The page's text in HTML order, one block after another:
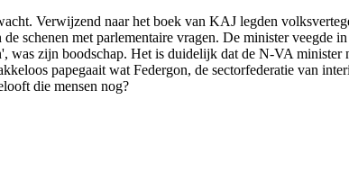
Verwijzend naar het boek van KAJ legden
schenen met parlementaire vragen. De minister veegde
was zijn boodschap. Het is duidelijk dat de N-VA minister
papegaait wat Federgon, de sectorfederatie van
die mensen nog?